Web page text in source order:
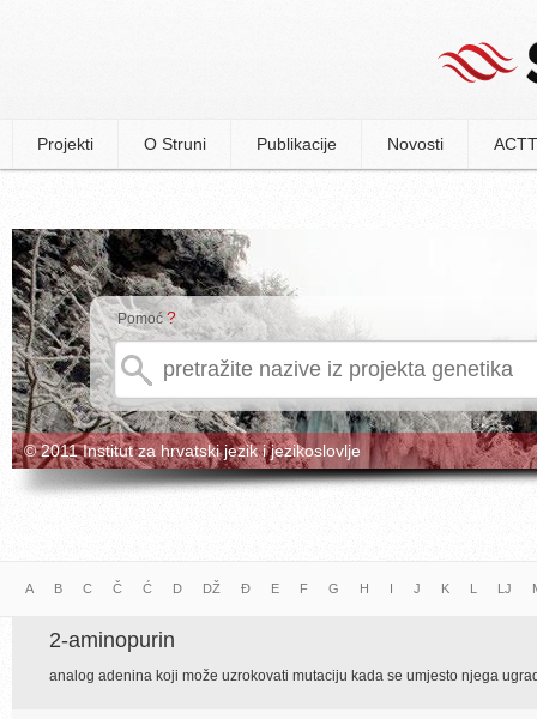
Projekti O Struni Publikacije Novosti
Pomoć?
© 2011 Institut za hrvatski jezik i jezikoslovlje
A B C Č Ć D DŽ Đ E F G H I J K L LJ
2-aminopurin
analog adenina koji može uzrokovati mutaciju kada se umjesto njega